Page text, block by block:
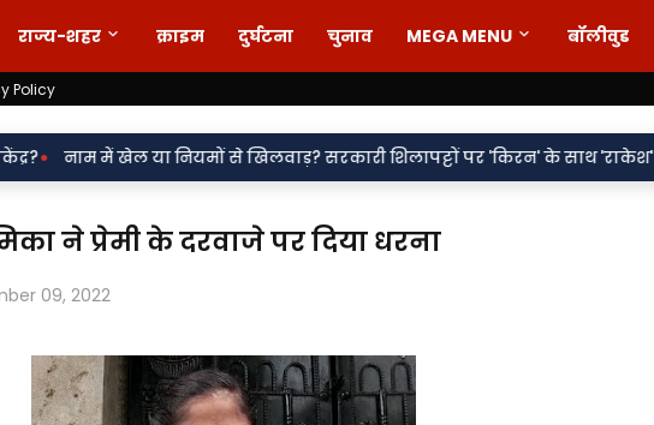
राज्य-शहर क्राइम दुर्घटना चुनाव MEGA MENU बॉलीवुड
Policy
नियमों से खिलवाड़? सरकारी शिलापट्टों पर 'किरन' के साथ 'राकेश' की एंट्री पर सवाल•
ने प्रेमी के दरवाजे पर दिया धरना
09, 2022